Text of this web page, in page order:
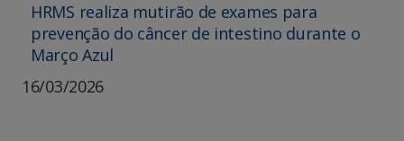
HRMS realiza mutirão de exames para
prevenção do câncer de intestino durante o
Março Azul
16/03/2026